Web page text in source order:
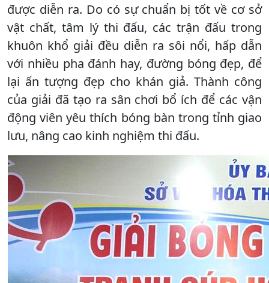
được diễn ra. Do có sự chuẩn bị tốt về cơ sở
vật chất, tâm lý thi đấu, các trận đấu trong
khuôn khổ giải đều diễn ra sôi nổi, hấp dẫn
với nhiều pha đánh hay, đường bóng đẹp, để
lại ấn tượng đẹp cho khán giả. Thành công
của giải đã tạo ra sân chơi bổ ích để các vận
động viên yêu thích bóng bàn trong tỉnh giao
lưu, nâng cao kinh nghiệm thi đấu.